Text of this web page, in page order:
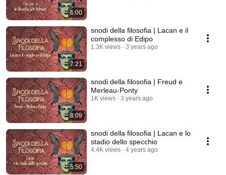
6:00
7:21
snodi della filosofia | Lacan e il
complesso di Edipo
1.3K views 3 years ago
8:09
snodi della filosofia | Freud e
Merleau-Ponty
1K views 3 years ago
5:50
snodi della filosofia | Lacan e lo
stadio dello specchio
4.4K views 4 years ago